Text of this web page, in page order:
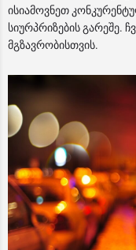
ისიამოვნეთ
სიურპრიზების გარეშე.
მგზავრობისთვის.